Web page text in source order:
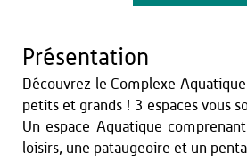
Présentation
Découvrez le Complexe
petits et grands ! 3 espaces vous
Un espace Aquatique
loisirs, une pataugeoire et un